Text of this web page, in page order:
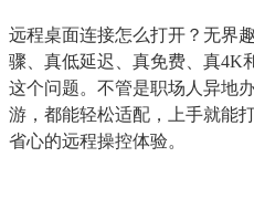
远程桌面连接怎么打开？无界
骤、真低延迟、真免费、真4K
这个问题。不管是职场人异地
游，都能轻松适配，上手就能
省心的远程操控体验。